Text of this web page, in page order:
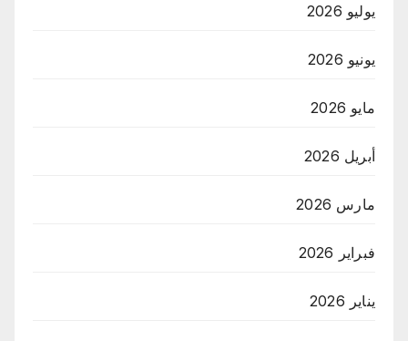
يوليو 2026
يونيو 2026
مايو 2026
أبريل 2026
مارس 2026
فبراير 2026
يناير 2026